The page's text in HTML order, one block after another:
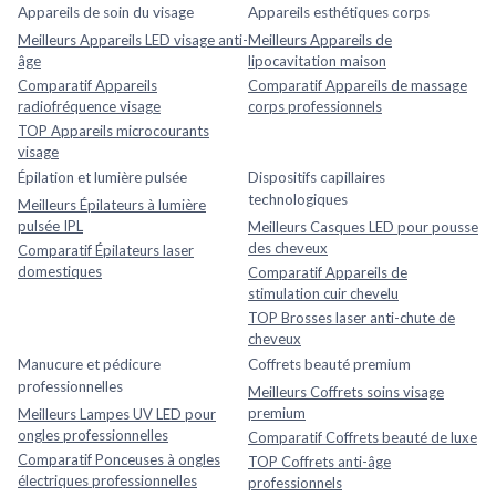
Appareils de soin du visage
Meilleurs Appareils LED visage anti-
âge
Comparatif Appareils
radiofréquence visage
TOP Appareils microcourants
visage
Appareils esthétiques corps
Meilleurs Appareils de
lipocavitation maison
Comparatif Appareils de massage
corps professionnels
Épilation et lumière pulsée
Meilleurs Épilateurs à lumière
pulsée IPL
Comparatif Épilateurs laser
domestiques
Dispositifs capillaires
technologiques
Meilleurs Casques LED pour pousse
des cheveux
Comparatif Appareils de
stimulation cuir chevelu
TOP Brosses laser anti-chute de
cheveux
Manucure et pédicure
professionnelles
Meilleurs Lampes UV LED pour
ongles professionnelles
Comparatif Ponceuses à ongles
électriques professionnelles
Coffrets beauté premium
Meilleurs Coffrets soins visage
premium
Comparatif Coffrets beauté de luxe
TOP Coffrets anti-âge
professionnels